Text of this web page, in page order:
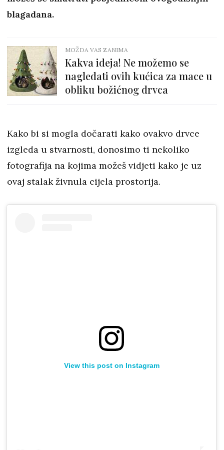
blagadana.
MOŽDA VAS ZANIMA
Kakva ideja! Ne možemo se
nagledati ovih kućica za mace u
obliku božićnog drvca
Kako bi si mogla dočarati kako ovakvo drvce
izgleda u stvarnosti, donosimo ti nekoliko
fotografija na kojima možeš vidjeti kako je uz
ovaj stalak živnula cijela prostorija.
View this post on Instagram